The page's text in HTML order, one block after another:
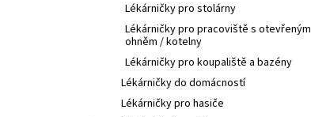
Lékárničky pro stolárny
Lékárničky pro pracoviště s otevřeným
ohněm / kotelny
Lékárničky pro koupaliště a bazény
Lékárničky do domácností
Lékárničky pro hasiče